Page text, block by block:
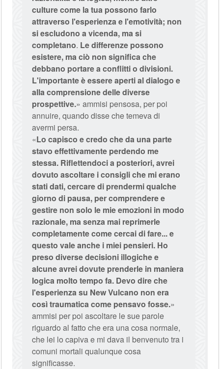
culture come la tua possono farlo
attraverso l'esperienza e l'emotività; non
si escludono a vicenda, ma si
completano. Le differenze possono
esistere, ma ciò non significa che
debbano portare a conflitti o divisioni.
L'importante è essere aperti al dialogo e
alla comprensione delle diverse
prospettive.» ammisi pensosa, per poi
annuire, quando disse che temeva di
avermi persa.
«Lo capisco e credo che da una parte
stavo effettivamente perdendo me
stessa. Riflettendoci a posteriori, avrei
dovuto ascoltare i consigli che mi erano
stati dati, cercare di prendermi qualche
giorno di pausa, per comprendere e
gestire non solo le mie emozioni in modo
razionale, ma senza mai reprimerle
completamente come cercai di fare... e
questo vale anche i miei pensieri. Ho
preso diverse decisioni illogiche e
alcune avrei dovute prenderle in maniera
logica molto tempo fa. Devo dire che
l'esperienza su New Vulcano non era
così traumatica come pensavo fosse.»
ammisi per poi ascoltare le sue parole
riguardo al fatto che era una cosa normale,
che lei lo capiva e mi dava il benvenuto tra i
comuni mortali qualunque cosa
significasse.